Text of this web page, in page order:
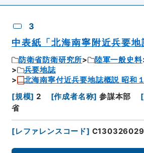
3
中表紙「北海南寧附近兵要地
防衛省防衛研究所 陸軍一般史料
兵要地誌
北海南寧付近兵要地誌概説 昭和
[規模] 2 [作成者名称] 参謀本部 [
省
[レファレンスコード]